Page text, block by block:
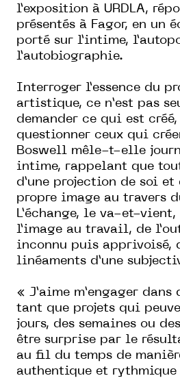
l’exposition à URDLA,
présentés à Fagor, en un
porté sur l’intime,
l’autobiographie.
Interroger l’essence du
artistique, ce n’est pas
demander ce qui est créé,
questionner ceux qui
Boswell mêle-t-elle
intime, rappelant que
d’une projection de soi et
propre image au travers
L’échange, le va-et-
l’image au travail, de
inconnu puis apprivoisé,
linéaments d’une
« J’aime m’engager dans
tant que projets qui
jours, des semaines ou
être surprise par le
au fil du temps de
authentique et rythmique